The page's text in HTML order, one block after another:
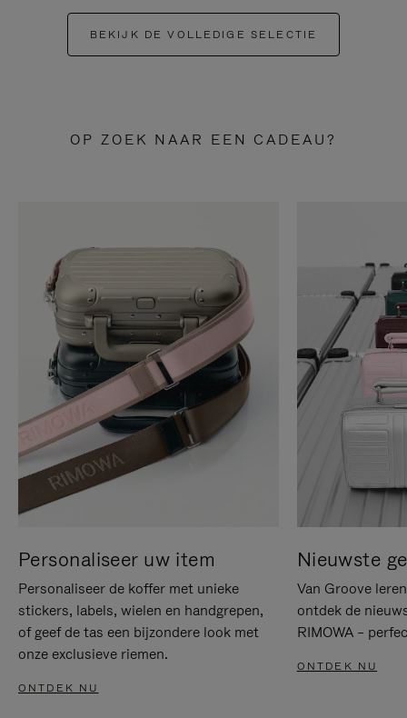
BEKIJK DE VOLLEDIGE SELECTIE
OP ZOEK NAAR EEN CADEAU?
Personaliseer uw item
Personaliseer de koffer met unieke
stickers, labels, wielen en handgrepen,
of geef de tas een bijzondere look met
onze exclusieve riemen.
ONTDEK NU
Nieuwste
Van Groove
ontdek de
RIMOWA –
ONTDEK NU